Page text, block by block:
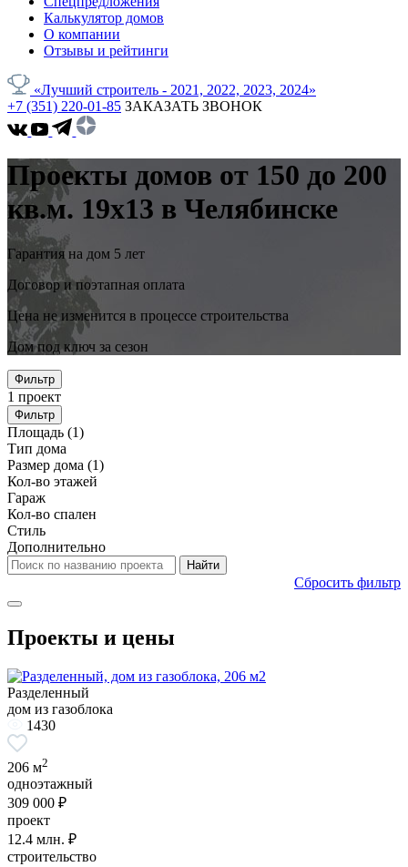
Калькулятор домов
О компании
Отзывы и рейтинги
«Лучший строитель - 2021, 2022, 2023, 2024»
+7 (351) 220-01-85 ЗАКАЗАТЬ ЗВОНОК
Проекты домов от 150 до 200
кв.м. 19x13 в Челябинске
Гарантия на дом 5 лет
Договор и поэтапная оплата
Цена не изменится в процессе строительства
Дом под ключ за сезон
Фильтр
1 проект
Фильтр
Площадь (1)
Тип дома
Размер дома (1)
Кол-во этажей
Гараж
Кол-во спален
Стиль
Дополнительно
Сбросить фильтр
Проекты и цены
Разделенный
дом из газоблока
1430
206 м2
одноэтажный
309 000 ₽
проект
12.4 млн. ₽
строительство